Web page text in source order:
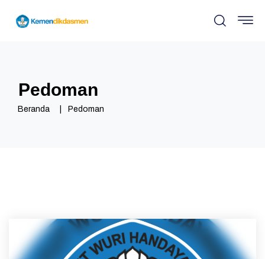
Pedoman
Beranda Pedoman